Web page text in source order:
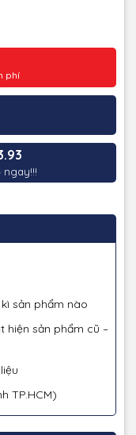
phí
ngay!!!
sản phẩm nào
hiện sản phẩm cũ –
TP.HCM)